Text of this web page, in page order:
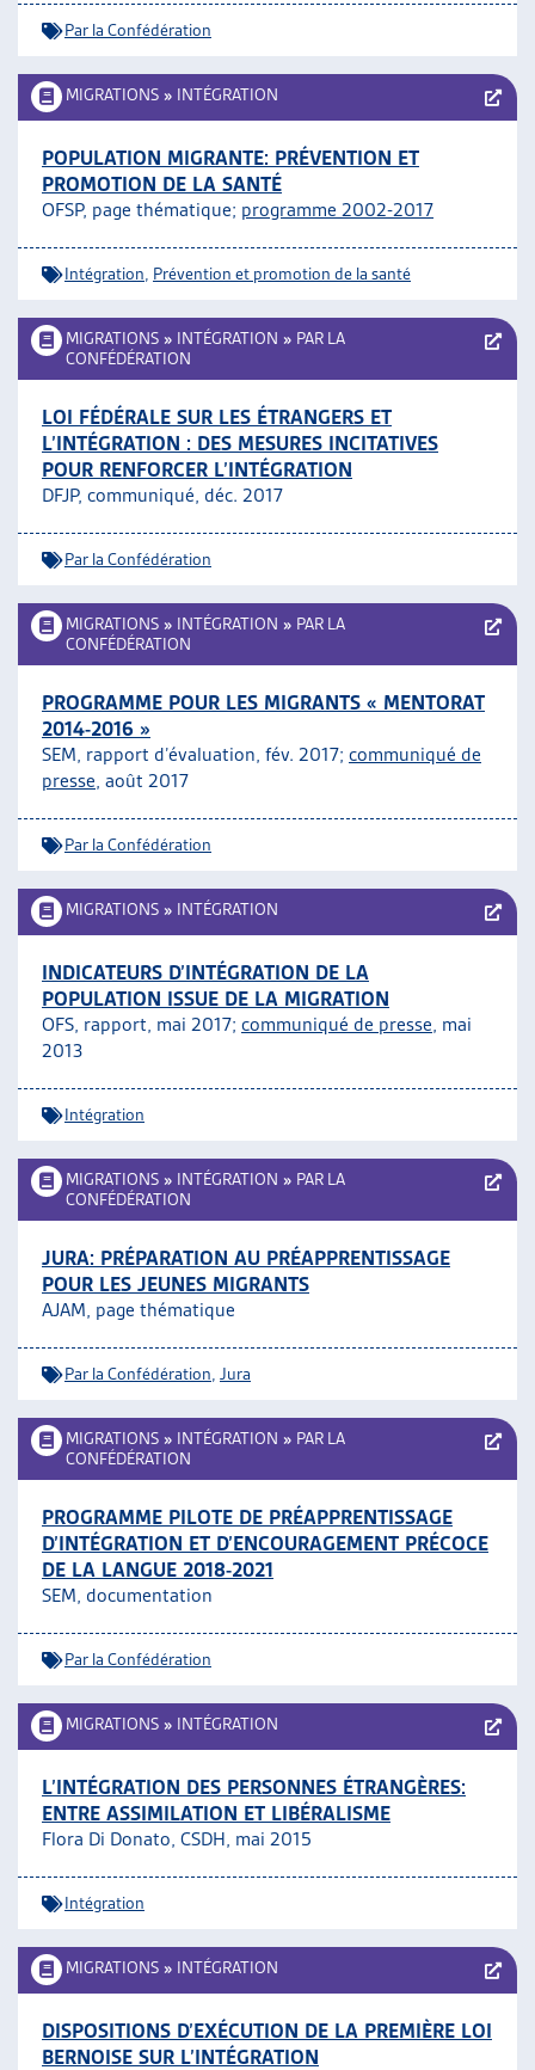
Par la Confédération
MIGRATIONS » INTÉGRATION
POPULATION MIGRANTE: PRÉVENTION ET
PROMOTION DE LA SANTÉ
OFSP, page thématique; programme 2002-2017
Intégration Prévention et promotion de la santé
MIGRATIONS » INTÉGRATION » PAR LA
CONFÉDÉRATION
LOI FÉDÉRALE SUR LES ÉTRANGERS ET
L’INTÉGRATION : DES MESURES INCITATIVES
POUR RENFORCER L’INTÉGRATION
DFJP, communiqué, déc. 2017
Par la Confédération
MIGRATIONS » INTÉGRATION » PAR LA
CONFÉDÉRATION
PROGRAMME POUR LES MIGRANTS « MENTORAT
2014-2016 »
SEM, rapport d’évaluation, fév. 2017; communiqué de
presse, août 2017
Par la Confédération
MIGRATIONS » INTÉGRATION
INDICATEURS D’INTÉGRATION DE LA
POPULATION ISSUE DE LA MIGRATION
OFS, rapport, mai 2017; communiqué de presse, mai
2013
Intégration
MIGRATIONS » INTÉGRATION » PAR LA
CONFÉDÉRATION
JURA: PRÉPARATION AU PRÉAPPRENTISSAGE
POUR LES JEUNES MIGRANTS
AJAM, page thématique
Par la Confédération Jura
MIGRATIONS » INTÉGRATION » PAR LA
CONFÉDÉRATION
PROGRAMME PILOTE DE PRÉAPPRENTISSAGE
D’INTÉGRATION ET D’ENCOURAGEMENT PRÉCOCE
DE LA LANGUE 2018-2021
SEM, documentation
Par la Confédération
MIGRATIONS » INTÉGRATION
L’INTÉGRATION DES PERSONNES ÉTRANGÈRES:
ENTRE ASSIMILATION ET LIBÉRALISME
Flora Di Donato, CSDH, mai 2015
Intégration
MIGRATIONS » INTÉGRATION
DISPOSITIONS D’EXÉCUTION DE LA PREMIÈRE LOI
BERNOISE SUR L’INTÉGRATION